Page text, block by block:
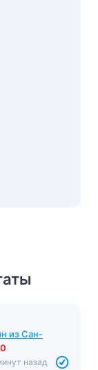
из Сан-
назад